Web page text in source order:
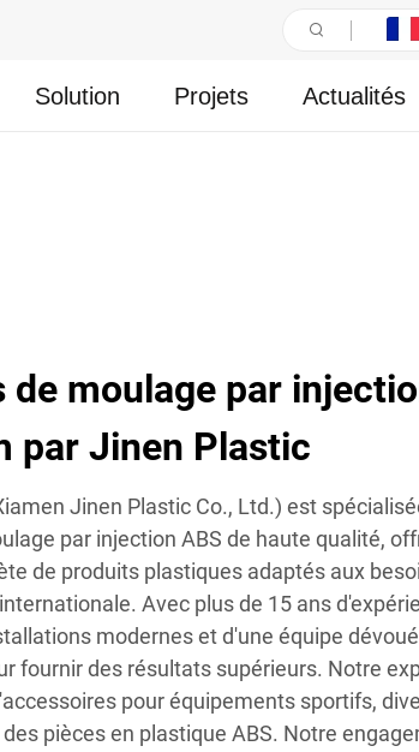
Solution Projets Actualités
de moulage par
par Jinen Plastic
Jinen Plastic Co., Ltd.) est
par injection ABS de haute qualité,
de produits plastiques adaptés aux
Avec plus de 15 ans
modernes et d'une équipe
fournir des résultats supérieurs. Notre
pour équipements sportifs,
pièces en plastique ABS. Notre